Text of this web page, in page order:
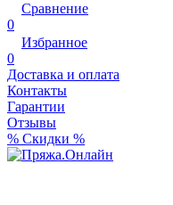
Сравнение
0
Избранное
0
Доставка и оплата
Контакты
Гарантии
Отзывы
% Скидки %